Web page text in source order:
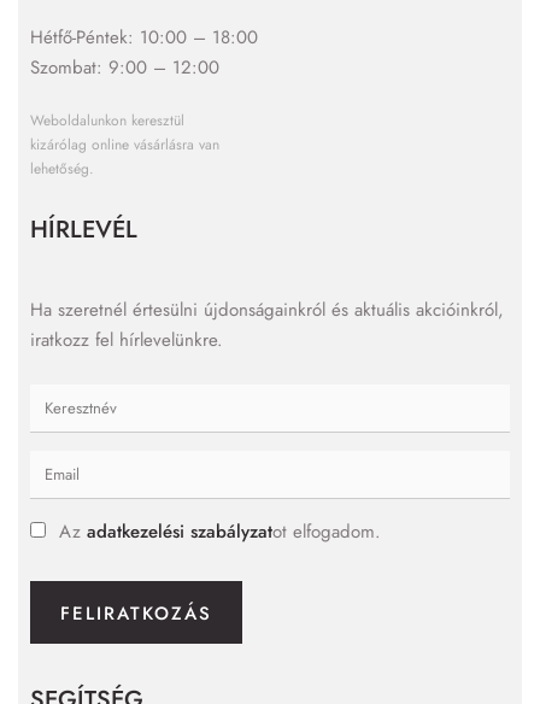
Hétfő-Péntek: 10:00 – 18:00
Szombat: 9:00 – 12:00
Weboldalunkon keresztül
kizárólag online vásárlásra van
lehetőség.
HÍRLEVÉL
Ha szeretnél értesülni újdonságainkról és aktuális akcióinkról,
iratkozz fel hírlevelünkre.
Az adatkezelési szabályzatot elfogadom.
FELIRATKOZÁS